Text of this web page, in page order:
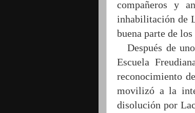
compañeros y
inhabilitación de
buena parte de
Después de
Escuela
reconocimiento
movilizó a la
disolución por